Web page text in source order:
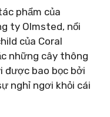
phẩm của
ty Olmsted, nổi
của Coral
những cây thông
được bao bọc bởi
nghỉ ngơi khỏi cái